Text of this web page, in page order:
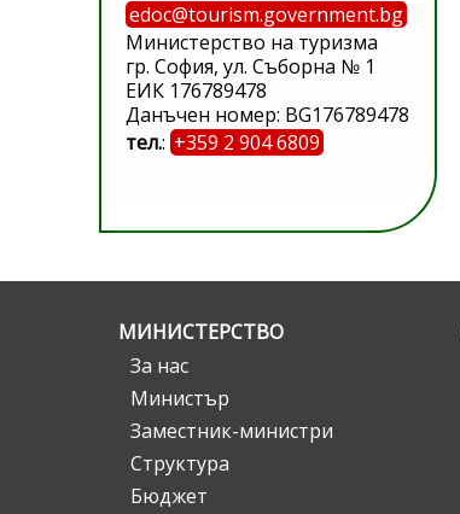
edoc@tourism.government.bg
Министерство на туризма
гр. София, ул. Съборна № 1
ЕИК 176789478
Данъчен номер: BG176789478
тел.: +359 2 904 6809
МИНИСТЕРСТВО
За нас
Министър
Заместник-министри
Структура
Бюджет